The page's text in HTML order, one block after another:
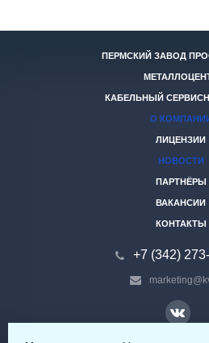
ПЕРМСКИЙ ЗАВОД
КАБЕЛЬНЫЙ
О
ЛИЦЕНЗИИ
НОВОСТИ
ПАРТНЁРЫ
ВАКАНСИИ
КОНТАКТЫ
+7 (342)